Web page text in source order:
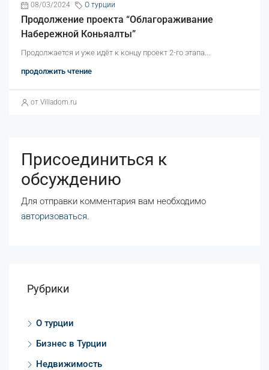
08/03/2024 O турции
Продолжение проекта “Облагораживание
Набережной Коньяалты”
Продолжается и уже идёт к концу проект 2-го этапа...
продолжить чтение
от Villadom.ru
Присоединиться к
обсуждению
Для отправки комментария вам необходимо
авторизоваться.
Рубрики
O турции
Бизнес в Турции
Недвижимость